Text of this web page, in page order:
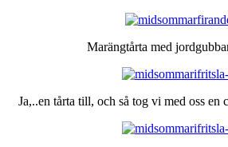
Marängtårta med
Ja,..en tårta till, och så tog vi med oss en